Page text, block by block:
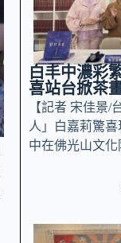
白丰中濃彩
喜站台掀茶
【記者 宋佳景/
人」白嘉莉驚
中在佛光山文